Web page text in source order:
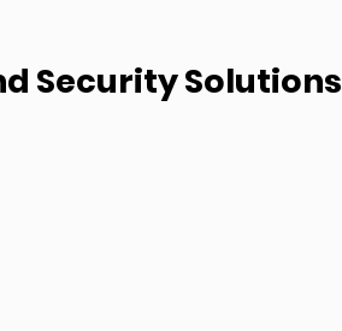
Security Solutions